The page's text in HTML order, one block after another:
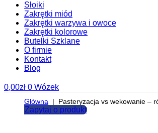
Słoiki
Zakrętki miód
Zakrętki warzywa i owoce
Zakrętki kolorowe
Butelki Szklane
O firmie
Kontakt
Blog
0,00zł 0 Wózek
Główna | Pasteryzacja vs wekowanie –
Zapytaj o produkt